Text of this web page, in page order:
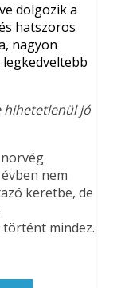
dolgozik a
hatszoros
nagyon
hihetetlenül jó
nem
keretbe, de
mindez.